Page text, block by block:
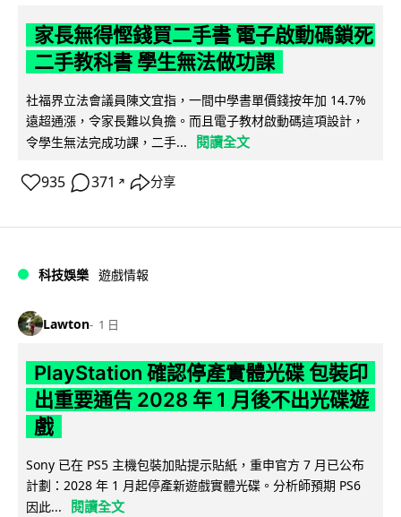
家長無得慳錢買二手書 電子啟動碼鎖死
二手教科書 學生無法做功課
社福界立法會議員陳文宜指，一間中學書單價錢按年加 14.7%
遠超通漲，令家長難以負擔。而且電子教材啟動碼這項設計，
令學生無法完成功課，二手...
閱讀全文
935 371 ↗ 分享
科技娛樂 遊戲情報
Lawton 1 日
PlayStation 確認停產實體光碟 包裝印
出重要通告 2028 年 1 月後不出光碟遊
戲
Sony 已在 PS5 主機包裝加貼提示貼紙，重申官方 7 月已公布
計劃：2028 年 1 月起停產新遊戲實體光碟。分析師預期 PS6
因此...
閱讀全文